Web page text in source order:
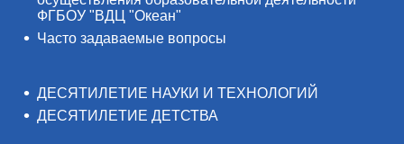
ФГБОУ "ВДЦ "Океан"
Часто задаваемые вопросы
ДЕСЯТИЛЕТИЕ НАУКИ И ТЕХНОЛОГИЙ
ДЕСЯТИЛЕТИЕ ДЕТСТВА